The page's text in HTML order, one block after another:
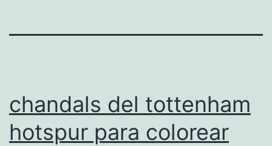
chandals del tottenham
hotspur para colorear